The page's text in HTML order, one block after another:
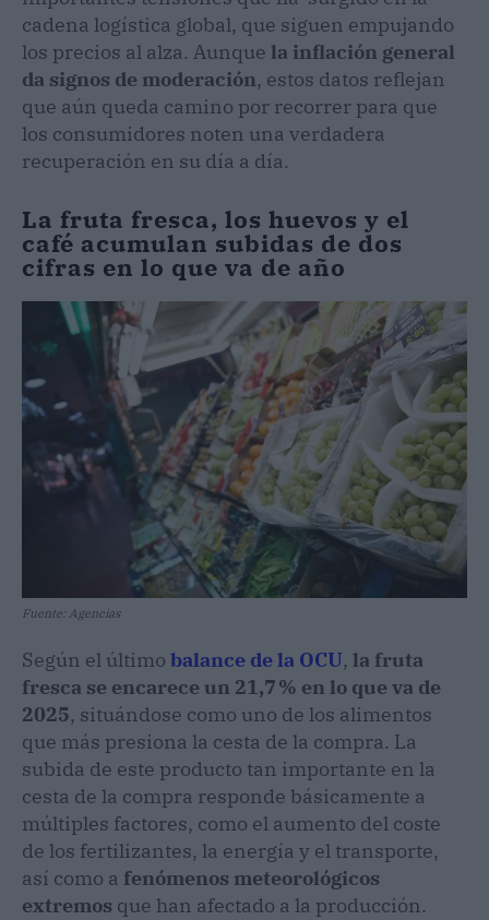
cadena logística global, que siguen empujando
los precios al alza. Aunque la inflación general
da signos de moderación, estos datos reflejan
que aún queda camino por recorrer para que
los consumidores noten una verdadera
recuperación en su día a día.
La fruta fresca, los huevos y el
café acumulan subidas de dos
cifras en lo que va de año
Fuente: Agencias
Según el último balance de la OCU, la fruta
fresca se encarece un 21,7 % en lo que va de
2025, situándose como uno de los alimentos
que más presiona la cesta de la compra. La
subida de este producto tan importante en la
cesta de la compra responde básicamente a
múltiples factores, como el aumento del coste
de los fertilizantes, la energía y el transporte,
así como a fenómenos meteorológicos
extremos que han afectado a la producción.